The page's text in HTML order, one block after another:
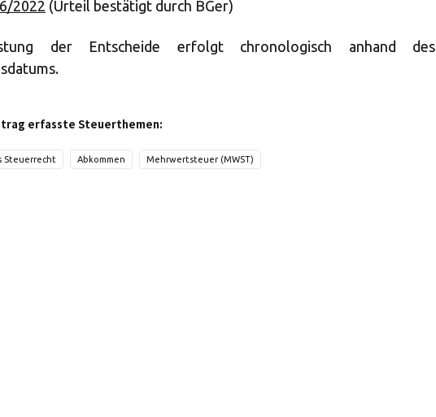
2022 (Urteil bestätigt durch BGer)
der Entscheide erfolgt chronologisch anhand des
erfasste Steuerthemen:
Steuerrecht Abkommen Mehrwertsteuer (MWST)